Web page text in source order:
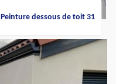
Peinture dessous de toit 31